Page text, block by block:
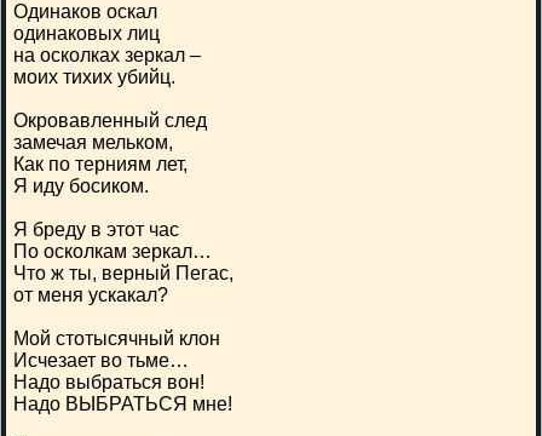
Одинаков оскал
одинаковых лиц
на осколках зеркал –
моих тихих убийц.
Окровавленный след
замечая мельком,
Как по терниям лет,
Я иду босиком.
Я бреду в этот час
По осколкам зеркал…
Что ж ты, верный Пегас,
от меня ускакал?
Мой стотысячный клон
Исчезает во тьме…
Надо выбраться вон!
Надо ВЫБРАТЬСЯ мне!